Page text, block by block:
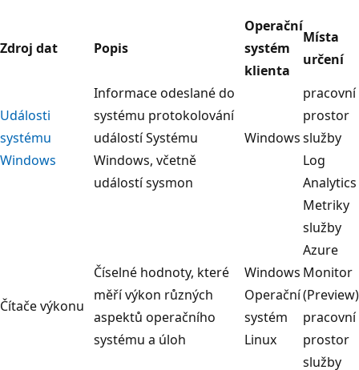
Zdroj dat Popis
Operační
systém
klienta
Místa
určení
Události
systému
Windows
Informace odeslané do
systému protokolování
událostí Systému
Windows, včetně
událostí sysmon
Windows
pracovní
prostor
služby
Log
Analytics
Čítače výkonu
Číselné hodnoty, které
měří výkon různých
aspektů operačního
systému a úloh
Windows
Operační
systém
Linux
Metriky
služby
Azure
Monitor
(Preview)
pracovní
prostor
služby